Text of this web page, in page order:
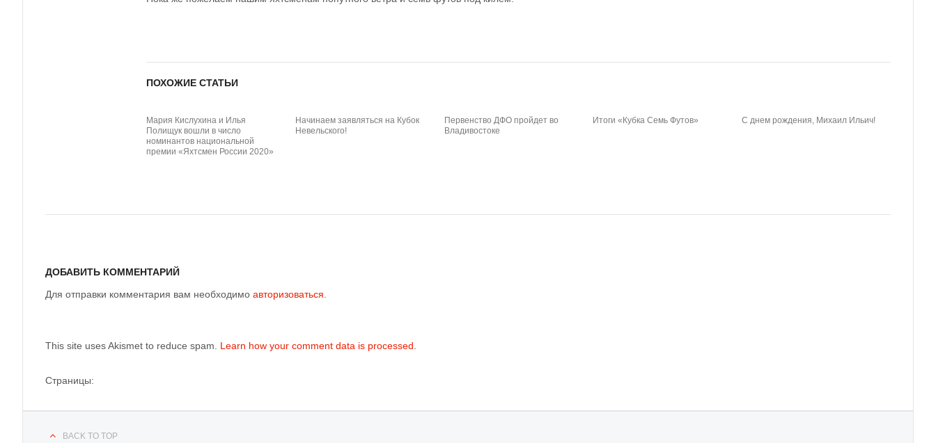
ПОХОЖИЕ СТАТЬИ
Мария Кислухина и Илья
Полищук вошли в число
номинантов национальной
премии «Яхтсмен России 2020»
Начинаем заявляться на Кубок
Невельского!
Первенство ДФО пройдет во
Владивостоке
Итоги «Кубка Семь Футов» С днем рождения, Михаил Ильич!
ДОБАВИТЬ КОММЕНТАРИЙ
Для отправки комментария вам необходимо авторизоваться
This site uses Akismet to reduce spam. Learn how your comment data is processed
Страницы:
BACK TO TOP